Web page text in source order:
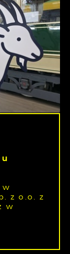
w
z o.o. z
w